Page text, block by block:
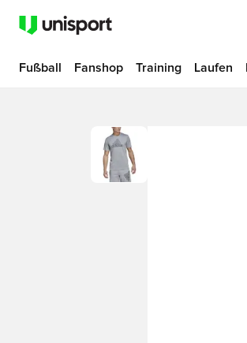
Fußball Fanshop Training Laufen